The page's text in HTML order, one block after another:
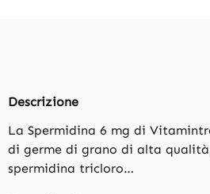
Descrizione
La Spermidina 6 mg di
di germe di grano di alta
spermidina tricloro…